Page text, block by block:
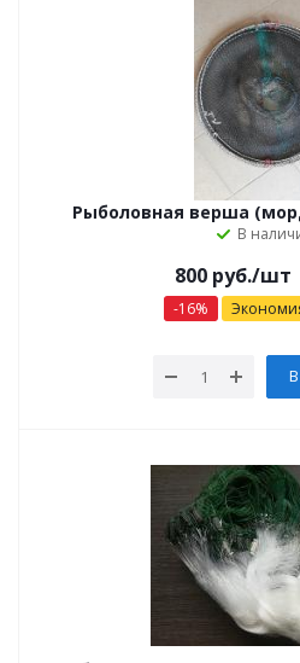
Рыболовная верша
В
800руб./шт
-16%